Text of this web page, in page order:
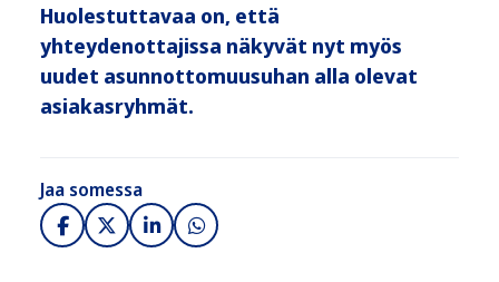
Huolestuttavaa on, että
yhteydenottajissa näkyvät nyt myös
uudet asunnottomuusuhan alla olevat
asiakasryhmät.
Jaa somessa